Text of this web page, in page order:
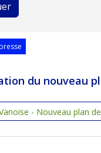
du nouveau
- Nouveau plan